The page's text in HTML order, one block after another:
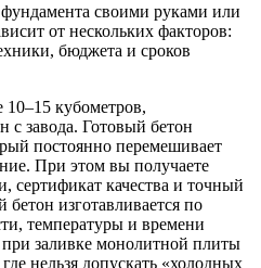
своими руками или
от нескольких факторов:
бюджета и сроков
10–15 кубометров,
с завода. Готовый бетон
постоянно перемешивает
При этом вы получаете
сертификат качества и точный
бетон изготавливается по
температуры и времени
заливке монолитной плиты
нельзя допускать «холодных